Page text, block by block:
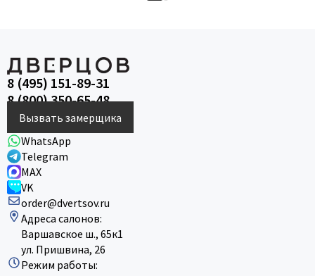
8 (495) 151-89-31
8 (800) 350-65-48
Вызвать замерщика
WhatsApp
Telegram
MAX
VK
order@dvertsov.ru
Адреса салонов:
Варшавское ш., 65к1
ул. Пришвина, 26
Режим работы: